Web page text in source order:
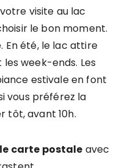
visite au lac
le bon moment.
En été, le lac attire
week-ends. Les
estivale en font
vous préférez la
tôt, avant 10h.
carte postale avec